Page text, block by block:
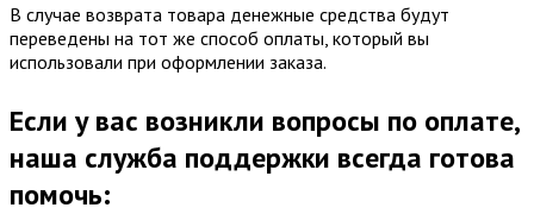
В случае возврата товара денежные средства будут
переведены на тот же способ оплаты, который вы
использовали при оформлении заказа.
Если у вас возникли вопросы по оплате,
наша служба поддержки всегда готова
помочь: